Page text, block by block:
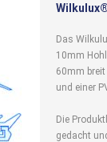
Das
10mm
60mm
und einer
Die
gedacht